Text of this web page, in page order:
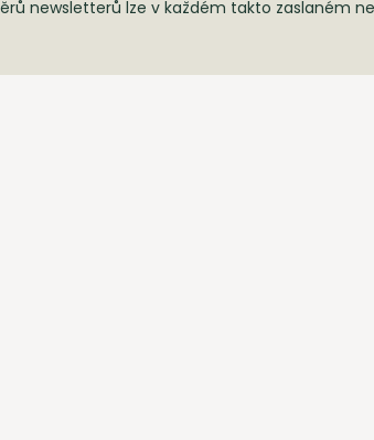
newsletterů lze v každém takto zaslaném